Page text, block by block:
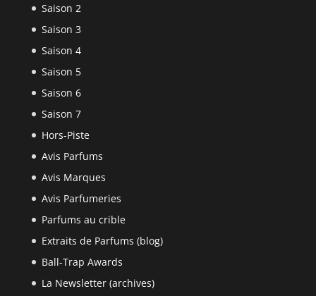
Saison 2
Saison 3
Saison 4
Saison 5
Saison 6
Saison 7
Hors-Piste
Avis Parfums
Avis Marques
Avis Parfumeries
Parfums au crible
Extraits de Parfums (blog)
Ball-Trap Awards
La Newsletter (archives)